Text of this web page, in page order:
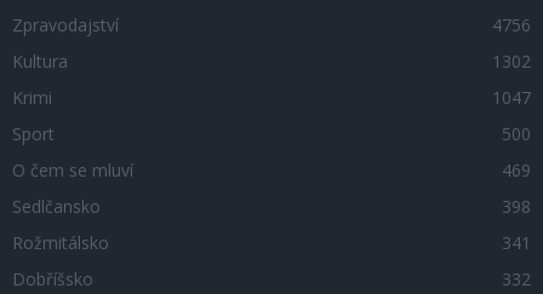
Zpravodajství
4756
Kultura
1302
Krimi
1047
Sport
500
O čem se mluví
469
Sedlčansko
398
Rožmitálsko
341
Dobříšsko
332